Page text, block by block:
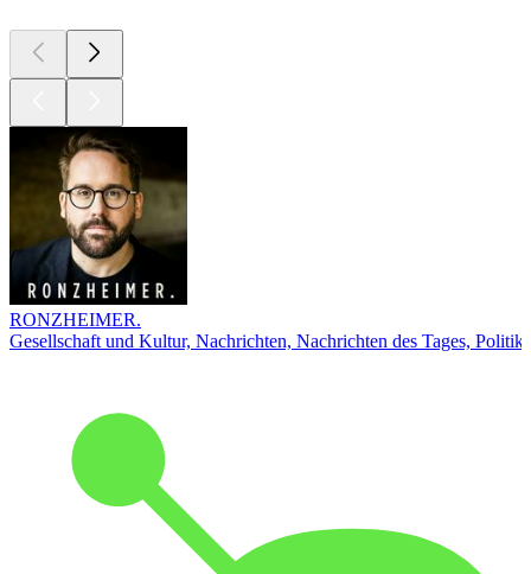
RONZHEIMER.
Gesellschaft und Kultur, Nachrichten, Nachrichten des Tages, Politik